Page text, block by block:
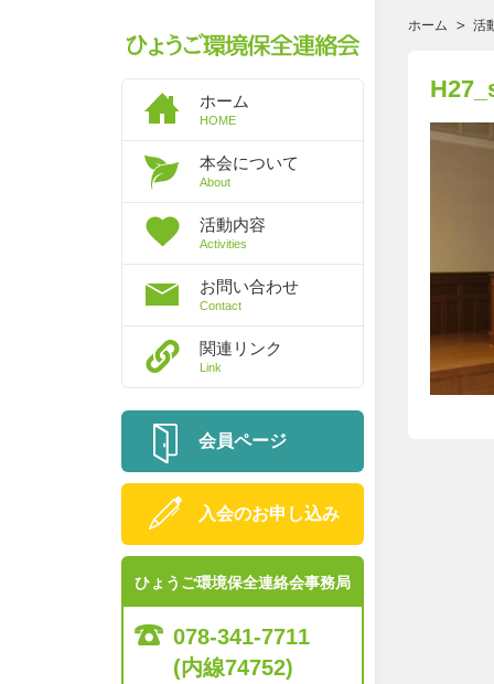
ホーム
HOME
本会について
About
活動内容
Activities
お問い合わせ
Contact
関連リンク
Link
会員ページ
入会のお申し込み
ひょうご環境保全連絡会事務局
078-341-7711
(内線74752)
ホーム 活